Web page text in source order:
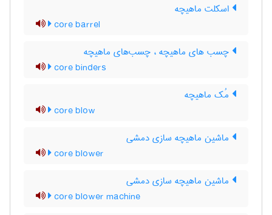
اسکلت ماهیچه
core barrel
چسب های ماهیچه ، چسب‌های ماهیچه
core binders
مُک ماهیچه
core blow
ماشین ماهیچه سازی دمشی
core blower
ماشین ماهیچه سازی دمشی
core blower machine